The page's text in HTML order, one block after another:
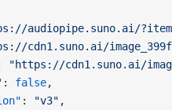
audiopipe.suno.ai/
cdn1.suno.ai/
"https://cdn1.suno.ai/
: false,
: "v3" ,